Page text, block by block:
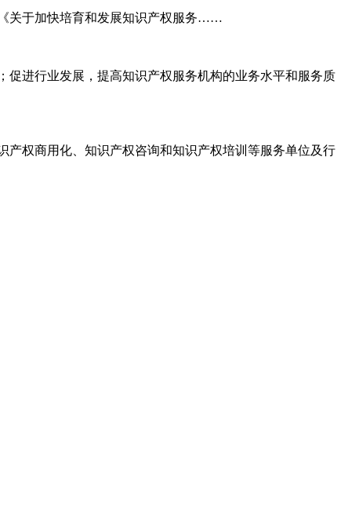
关于加快培育和发展知识产权服务……
进行业发展，提高知识产权服务机构的业务水平和服务质
权商用化、知识产权咨询和知识产权培训等服务单位及行